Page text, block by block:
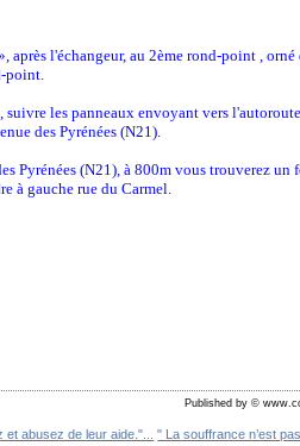
l'échangeur, au 2ème rond-point ,
point.
les panneaux envoyant vers
des Pyrénées (N21).
Pyrénées (N21), à 800m vous trouverez
à gauche rue du Carmel.
Published by ©
et abusez de leur aide."... " La souffrance n’est